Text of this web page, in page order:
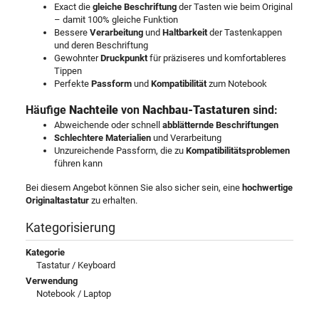
Exact die gleiche Beschriftung der Tasten wie beim Original
– damit 100% gleiche Funktion
Bessere Verarbeitung und Haltbarkeitder Tastenkappen
und deren Beschriftung
GewohnterDruckpunktfür präziseres und komfortableres
Tippen
Perfekte Passform und Kompatibilitätzum Notebook
Häufige Nachteile von Nachbau-Tastaturen sind:
Abweichende oder schnell abblätternde Beschriftungen
Schlechtere Materialien und Verarbeitung
Unzureichende Passform, die zu Kompatibilitätsproblemen
führen kann
Bei diesem Angebot können Sie also sicher sein, eine hochwertige
Originaltastatur zu erhalten.
Kategorisierung
Kategorie
Tastatur / Keyboard
Verwendung
Notebook / Laptop